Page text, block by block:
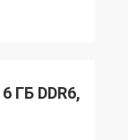
ГБ DDR6,